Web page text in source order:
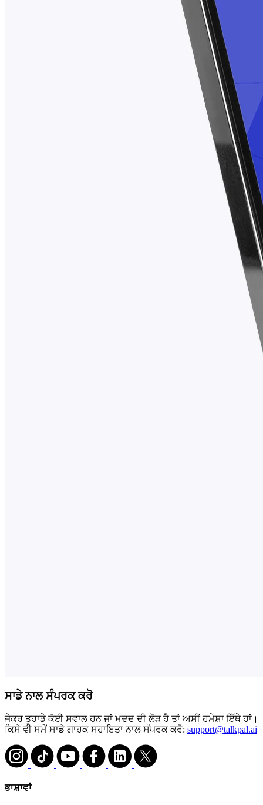
ਸਾਡੇ ਨਾਲ ਸੰਪਰਕ ਕਰੋ
ਜੇਕਰ ਤੁਹਾਡੇ ਕੋਈ ਸਵਾਲ ਹਨ ਜਾਂ ਮਦਦ ਦੀ ਲੋੜ ਹੈ ਤਾਂ ਅਸੀਂ ਹਮੇਸ਼ਾ ਇੱਥੇ ਹਾਂ।
ਕਿਸੇ ਵੀ ਸਮੇਂ ਸਾਡੇ ਗਾਹਕ ਸਹਾਇਤਾ ਨਾਲ ਸੰਪਰਕ ਕਰੋ: support@talkpal.ai
ਭਾਸ਼ਾਵਾਂ